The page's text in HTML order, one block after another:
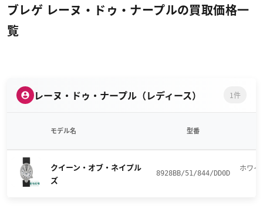
ブレゲ レーヌ・ドゥ・ナープルの買取価格一
覧
レーヌ・ドゥ・ナープル（レディース） 1件
モデル名 型番
クイーン・オブ・ネイプル
ズ
8928BB/51/844/DD0D
ホワイ